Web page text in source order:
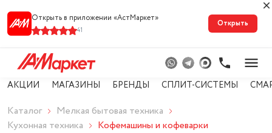
Открыть в приложении «АстМарке‪т‬»
41
Открыть
АКЦИИ МАГАЗИНЫ БРЕНДЫ СПЛИТ-СИСТЕМЫ
Каталог
Мелкая бытовая техника
Кухонная техника
Кофемашины и кофеварки